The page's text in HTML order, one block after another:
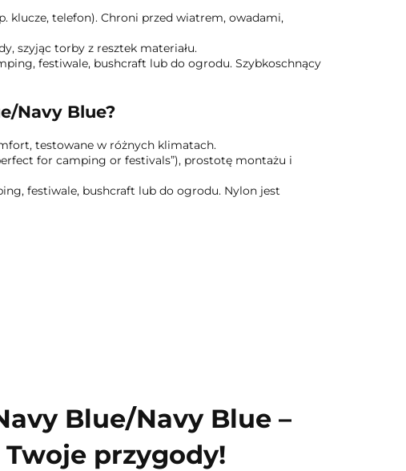
klucze, telefon). Chroni przed wiatrem, owadami,
szyjąc torby z resztek materiału.
festiwale, bushcraft lub do ogrodu. Szybkoschnący
Navy Blue?
testowane w różnych klimatach.
for camping or festivals”), prostotę montażu i
festiwale, bushcraft lub do ogrodu. Nylon jest
Blue/Navy Blue –
przygody!